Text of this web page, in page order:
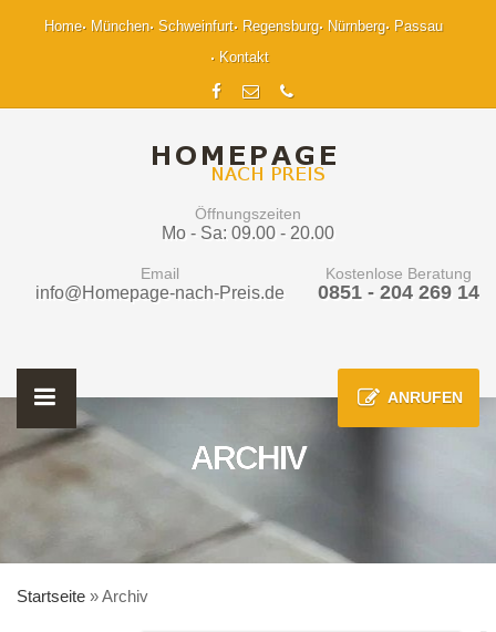
Home München Schweinfurt Regensburg Nürnberg
Passau
Kontakt
Öffnungszeiten
Mo - Sa: 09.00 - 20.00
Email
info@Homepage-nach-Preis.de
Kostenlose Beratung
0851 - 204 269 14
ANRUFEN
ARCHIV
Startseite »Archiv